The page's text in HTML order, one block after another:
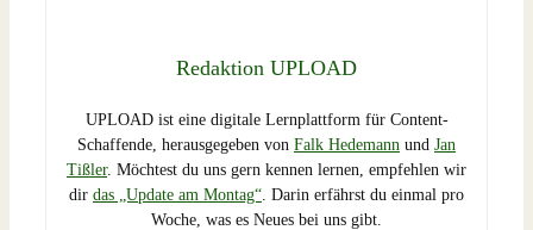
Redaktion UPLOAD
UPLOAD ist eine digitale Lernplattform für Content-
Schaffende, herausgegeben von Falk Hedemann und Jan
Tißler. Möchtest du uns gern kennen lernen, empfehlen wir
dir das „Update am Montag“. Darin erfährst du einmal pro
Woche, was es Neues bei uns gibt.